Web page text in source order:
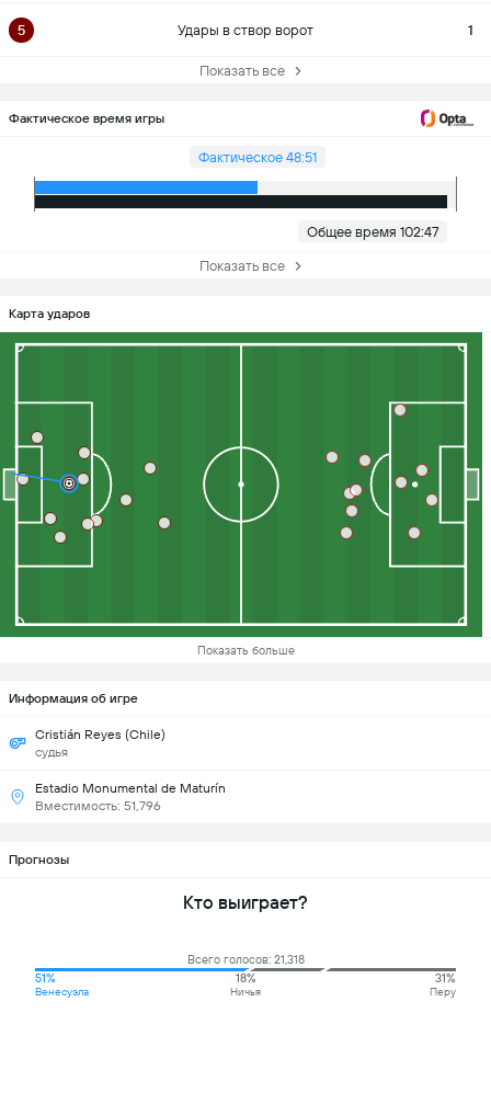
5 Удары в створ ворот 1
Показать все
Фактическое время игры
Фактическое 48:51
Общее время 102:47
Показать все
Карта ударов
Показать больше
Информация об игре
Cristián Reyes (Chile)
судья
Estadio Monumental de Maturín
Вместимость: 51,796
Прогнозы
Кто выиграет?
Всего голосов: 21,318
51%
Венесуэла
18%
Ничья
31%
Перу